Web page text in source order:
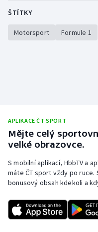
Rychlobruslení
Rychlostní kanoistika
Triatlon
Vodní slalom
Volejbal
ŠTÍTKY
Motorsport Formule 1
APLIKACE ČT SPORT
Mějte celý
velké obrazovce.
S mobilní aplikací, HbbTV a
máte ČT sport vždy po
bonusový obsah kdekoli a